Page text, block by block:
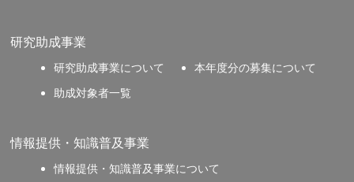
研究助成事業
研究助成事業について
本年度分の募集について
助成対象者一覧
情報提供・知識普及事業
情報提供・知識普及事業について